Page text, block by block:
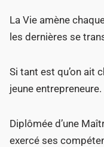
La Vie amène
les dernières se
Si tant est qu’on ait
jeune entrepreneure.
Diplômée d’une
exercé ses